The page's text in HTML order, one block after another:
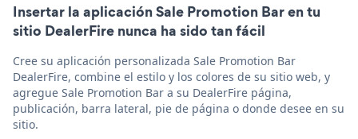
Insertar la aplicación Sale Promotion Bar en tu
sitio DealerFire nunca ha sido tan fácil
Cree su aplicación personalizada Sale Promotion Bar
DealerFire, combine el estilo y los colores de su sitio web, y
agregue Sale Promotion Bar a su DealerFire página,
publicación, barra lateral, pie de página o donde desee en su
sitio.